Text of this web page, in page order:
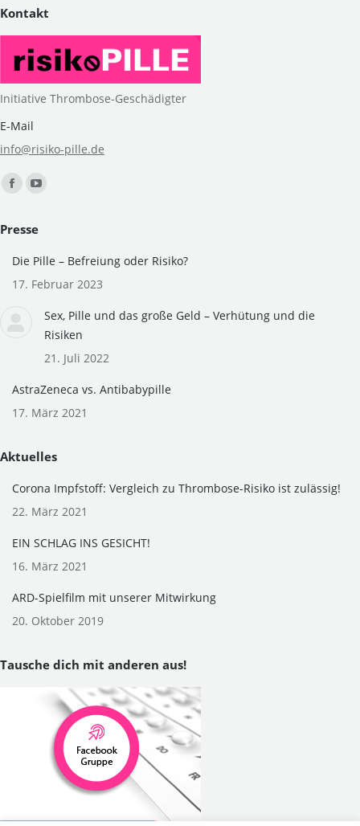
Kontakt
Initiative Thrombose-Geschädigter
E-Mail
info@risiko-pille.de
Finden Sie uns auf:
Facebook
opens
in
YouTube
opens
in
Presse
Die Pille – Befreiung oder Risiko?
17. Februar 2023
Sex, Pille und das große Geld – Verhütung und die
Risiken
21. Juli 2022
AstraZeneca vs. Antibabypille
17. März 2021
Aktuelles
Corona Impfstoff: Vergleich zu Thrombose-Risiko ist zulässig!
22. März 2021
EIN SCHLAG INS GESICHT!
16. März 2021
ARD-Spielfilm mit unserer Mitwirkung
20. Oktober 2019
Tausche dich mit anderen aus!